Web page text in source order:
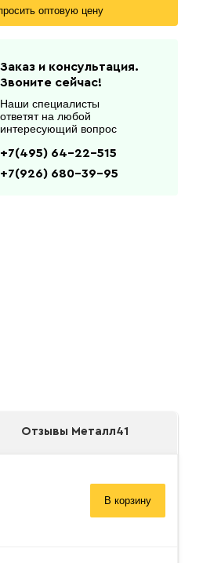
оптовую цену
Заказ и консультация.
Звоните сейчас!
Наши специалисты
ответят на любой
интересующий вопрос
+7(495) 64-22-515
+7(926) 680-39-95
Отзывы Металл41
В корзину